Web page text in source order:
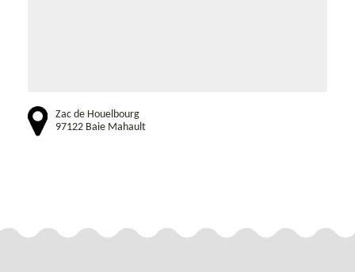
Zac de Houelbourg
97122 Baie Mahault